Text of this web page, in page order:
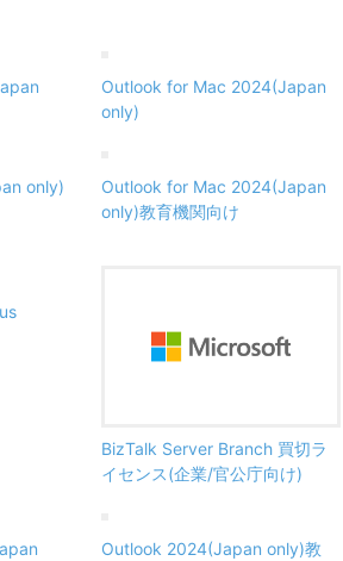
Outlook for Mac 2024(Japan
only)
only)
Outlook for Mac 2024(Japan
only)教育機関向け
BizTalk Server Branch 買切ラ
イセンス(企業/官公庁向け)
Outlook 2024(Japan only)教